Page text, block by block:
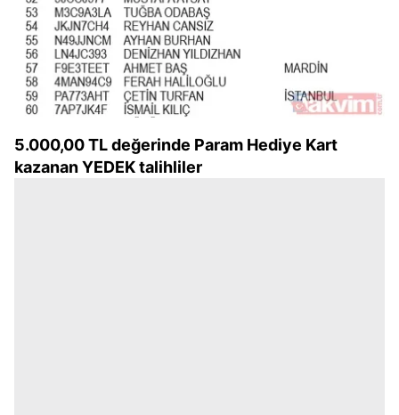
5.000,00 TL değerinde Param Hediye Kart
kazanan YEDEK talihliler